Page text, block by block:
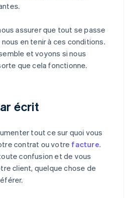
assurer que tout se passe
en tenir à ces conditions.
et voyons si nous
que cela fonctionne.
écrit
tout ce sur quoi vous
contrat ou votre facture.
confusion et de vous
client, quelque chose de